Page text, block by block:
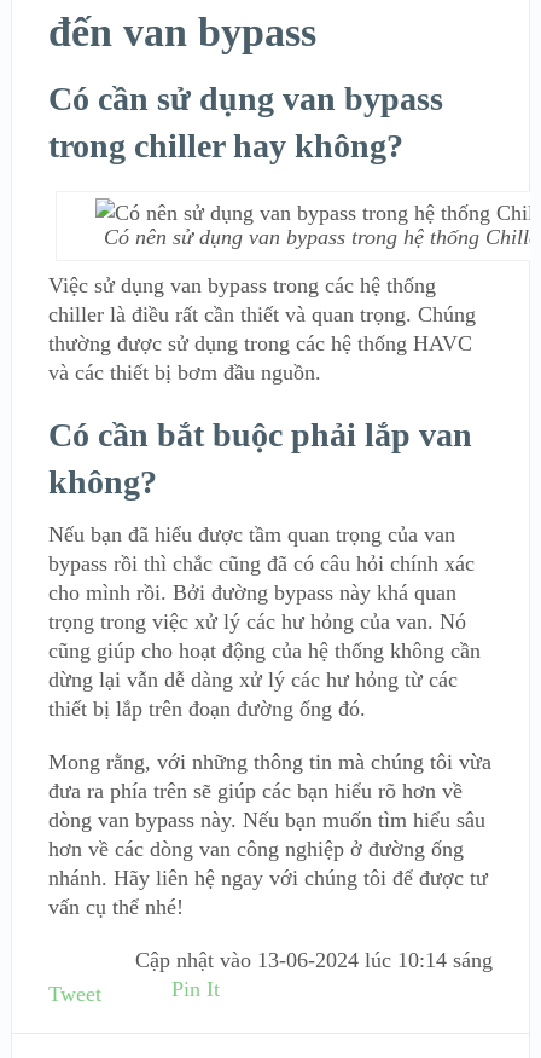
đến van bypass
Có cần sử dụng van bypass
trong chiller hay không?
Có nên sử dụng van bypass trong hệ thống
Việc sử dụng van bypass trong các hệ thống
chiller là điều rất cần thiết và quan trọng. Chúng
thường được sử dụng trong các hệ thống HAVC
và các thiết bị bơm đầu nguồn.
Có cần bắt buộc phải lắp van
không?
Nếu bạn đã hiểu được tầm quan trọng của van
bypass rồi thì chắc cũng đã có câu hỏi chính xác
cho mình rồi. Bởi đường bypass này khá quan
trọng trong việc xử lý các hư hỏng của van. Nó
cũng giúp cho hoạt động của hệ thống không cần
dừng lại vẫn dễ dàng xử lý các hư hỏng từ các
thiết bị lắp trên đoạn đường ống đó.
Mong rằng, với những thông tin mà chúng tôi vừa
đưa ra phía trên sẽ giúp các bạn hiểu rõ hơn về
dòng van bypass này. Nếu bạn muốn tìm hiểu sâu
hơn về các dòng van công nghiệp ở đường ống
nhánh. Hãy liên hệ ngay với chúng tôi để được tư
vấn cụ thể nhé!
Cập nhật vào 13-06-2024 lúc 10:14 sáng
Tweet
Pin It